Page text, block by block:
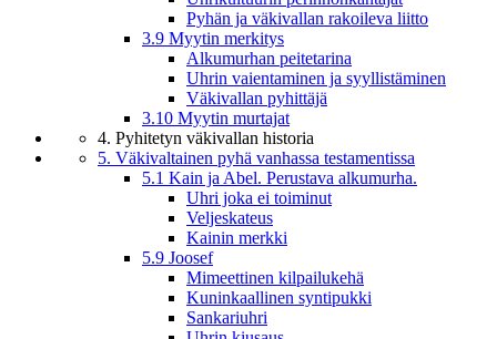
Pyhän ja väkivallan rakoileva liitto
3.9 Myytin merkitys
Alkumurhan peitetarina
Uhrin vaientaminen ja syyllistäminen
Väkivallan pyhittäjä
3.10 Myytin murtajat
4. Pyhitetyn väkivallan historia
5. Väkivaltainen pyhä vanhassa testamentissa
5.1 Kain ja Abel. Perustava alkumurha.
Uhri joka ei toiminut
Veljeskateus
Kainin merkki
5.9 Joosef
Mimeettinen kilpailukehä
Kuninkaallinen syntipukki
Sankariuhri